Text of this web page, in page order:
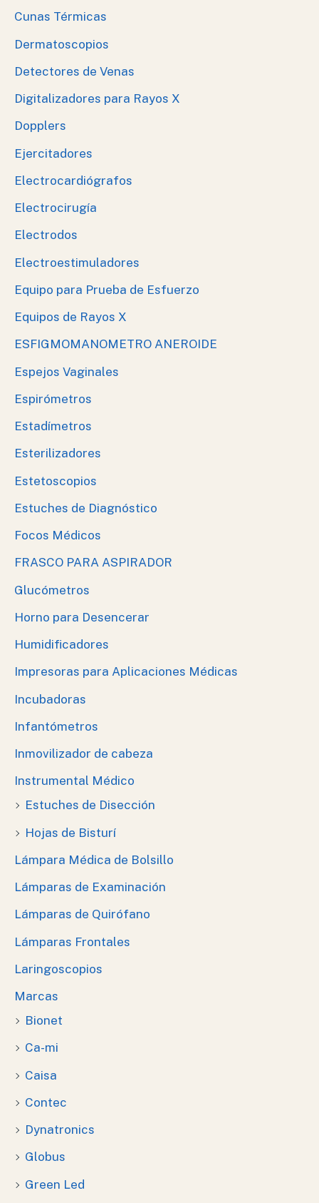
Cunas Térmicas
Dermatoscopios
Detectores de Venas
Digitalizadores para Rayos X
Dopplers
Ejercitadores
Electrocardiógrafos
Electrocirugía
Electrodos
Electroestimuladores
Equipo para Prueba de Esfuerzo
Equipos de Rayos X
ESFIGMOMANOMETRO ANEROIDE
Espejos Vaginales
Espirómetros
Estadímetros
Esterilizadores
Estetoscopios
Estuches de Diagnóstico
Focos Médicos
FRASCO PARA ASPIRADOR
Glucómetros
Horno para Desencerar
Humidificadores
Impresoras para Aplicaciones Médicas
Incubadoras
Infantómetros
Inmovilizador de cabeza
Instrumental Médico
Estuches de Disección
Hojas de Bisturí
Lámpara Médica de Bolsillo
Lámparas de Examinación
Lámparas de Quirófano
Lámparas Frontales
Laringoscopios
Marcas
Bionet
Ca-mi
Caisa
Contec
Dynatronics
Globus
Green Led